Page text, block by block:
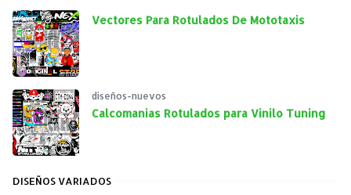
Vectores Para Rotulados De Mototaxis
diseños-nuevos
Calcomanias Rotulados para Vinilo Tuning
DISEÑOS VARIADOS